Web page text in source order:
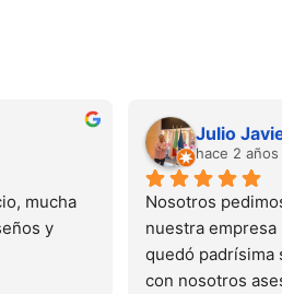
mucha
y
Julio
hace 2 años
Nosotros
nuestra empresa
quedó padrísima
con nosotros